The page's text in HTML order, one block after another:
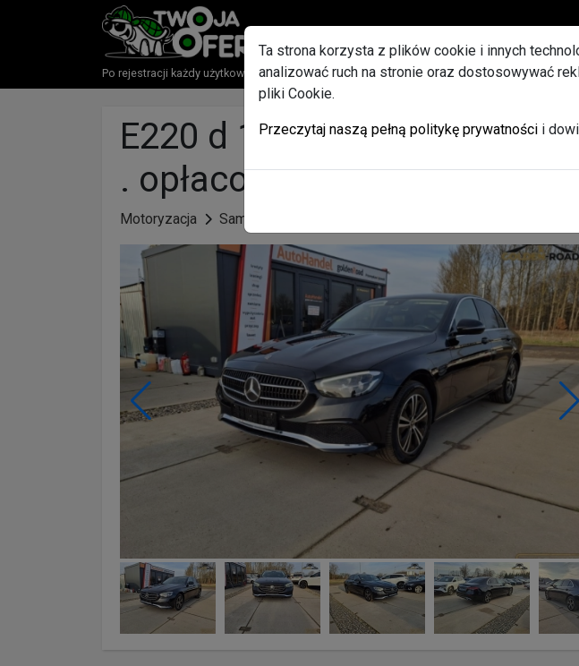
Po rejestracji każdy użytkownik otrzyma w Gratisie pakiet ogłoszeń Promowanych
E220 d 194KM panorama
. opłacony
Motoryzacja Samochody osobowe
Ta strona korzysta z plików cookie i innych
analizować ruch na stronie oraz dostosowywać
pliki Cookie.
Przeczytaj naszą pełną politykę prywatności i